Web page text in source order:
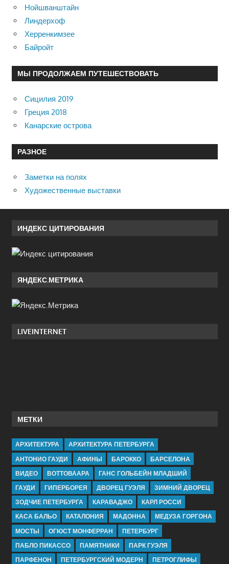
Нойшванштайн
Линдерхоф
Херренкимзее
Байройт
МЫ ПРОДОЛЖАЕМ ПУТЕШЕСТВОВАТЬ
Сицилия 2019
Греция 2018
Канарские острова
РАЗНОЕ
Заметки на полях
Художественные выставки
ИНДЕКС ЦИТИРОВАНИЯ
ЯНДЕКС.МЕТРИКА
LIVEINTERNET
МЕТКИ
АРХИТЕКТУРА
АРХИТЕКТУРА ПЕТЕРБУРГА
АНТОНИО ГАУДИ
АФИНЫ БАРОККО
БАРСЕЛОНА
ВИДЕО
ВОТТОВААРА
ГАНС ГОЛЬБЕЙН МЛАДШИЙ
ГАУДИ
ГИПЕРБОРЕЯ ДВОРЕЦ ГУЭЛЯ
ЗИМНИЙ ДВОРЕЦ
ЗОДЧИЕ ПЕТЕРБУРГА
КАРАВАДЖО
КАРЛ РОССИ
КАСА БАЛЬО
КАТАЛОНИЯ МАДОННА
МЕДУЗА ГОРГОНА
МОСТЫ
ОГЮСТ МОНФЕРРАН
ПЕТЕРБУРГ
ПАБЛО ПИКАССО
ПАМЯТНИКИ
ПАРК ГУЭЛЯ
ПАРФЕНОН
ПЕТЕРБУРГСКИЙ МОДЕРН ПЕТРОГЛИФЫ